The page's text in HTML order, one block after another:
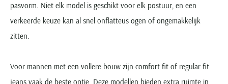
pasvorm. Niet elk model is geschikt voor elk postuur, en een
verkeerde keuze kan al snel onflatteus ogen of ongemakkelijk
zitten.
Voor mannen met een vollere bouw zijn comfort fit of regular fit
jeans vaak de beste optie. Deze modellen bieden extra ruimte in